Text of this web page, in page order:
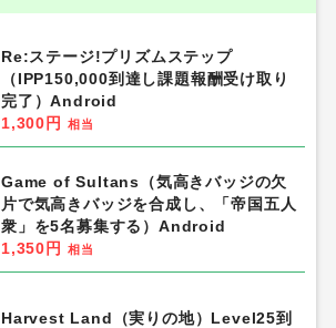
Re:ステージ!プリズムステップ
（IPP150,000到達し課題報酬受け取り
完了）Android
1,300円
相当
Game of Sultans（気高きバッジの欠
片で気高きバッジを合成し、「帝国五人
衆」を5名募集する）Android
1,350円
相当
Harvest Land（実りの地）Level25到